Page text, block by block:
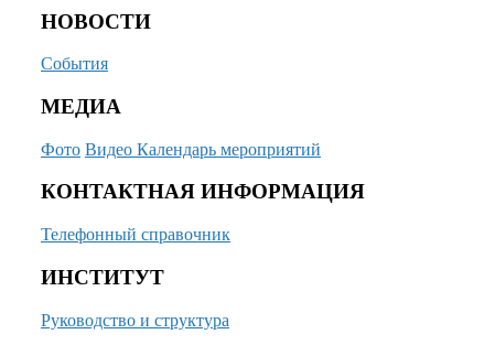
НОВОСТИ
События
МЕДИА
Фото Видео Календарь мероприятий
КОНТАКТНАЯ ИНФОРМАЦИЯ
Телефонный справочник
ИНСТИТУТ
Руководство и структура